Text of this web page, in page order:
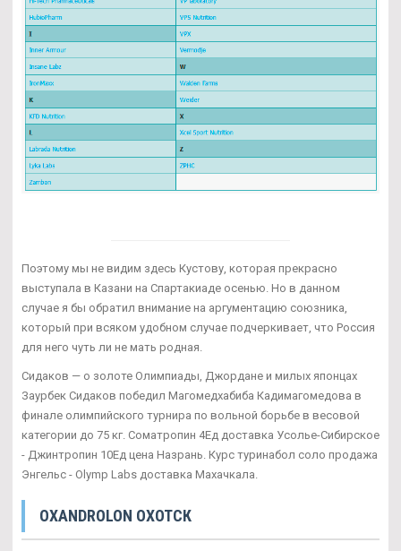
Поэтому мы не видим здесь Кустову, которая прекрасно
выступала в Казани на Спартакиаде осенью. Но в данном
случае я бы обратил внимание на аргументацию союзника,
который при всяком удобном случае подчеркивает, что Россия
для него чуть ли не мать родная.
Сидаков — о золоте Олимпиады, Джордане и милых японцах
Заурбек Сидаков победил Магомедхабиба Кадимагомедова в
финале олимпийского турнира по вольной борьбе в весовой
категории до 75 кг. Cоматропин 4Ед доставка Усолье-Сибирское
- Джинтропин 10Ед цена Назрань. Курс туринабол соло продажа
Энгельс - Olymp Labs доставка Махачкала.
OXANDROLON ОХОТСК